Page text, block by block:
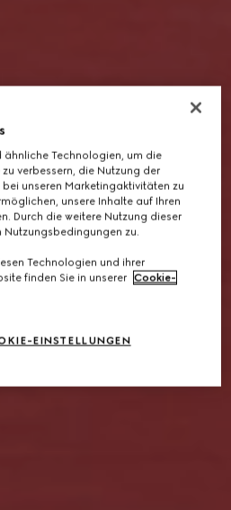
ähnliche Technologien, um die
verbessern, die Nutzung der
unseren Marketingaktivitäten zu
unsere Inhalte auf Ihren
Durch die weitere Nutzung dieser
Nutzungsbedingungen zu.
Technologien und ihrer
finden Sie in unserer Cookie-
EINSTELLUNGEN